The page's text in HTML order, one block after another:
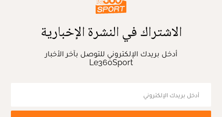
الاشتراك في النشرة الإخبارية
أدخل بريدك الإلكتروني للتوصل بآخر الأخبار
Le360Sport